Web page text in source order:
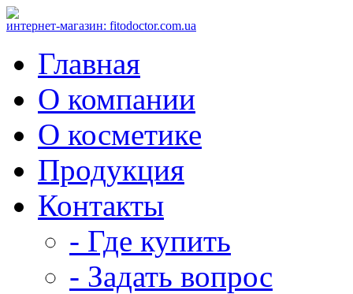
интернет-магазин: fitodoctor.com.ua
Главная
О компании
О косметике
Продукция
Контакты
- Где купить
- Задать вопрос